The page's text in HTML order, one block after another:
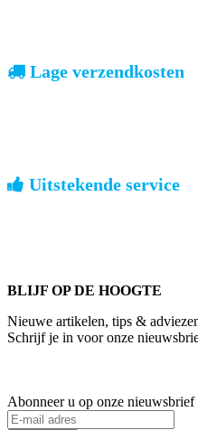
Lage verzendkosten
Uitstekende service
BLIJF OP DE HOOGTE
Nieuwe artikelen, tips &
Schrijf je in voor onze
Abonneer u op onze nieuwsbrief